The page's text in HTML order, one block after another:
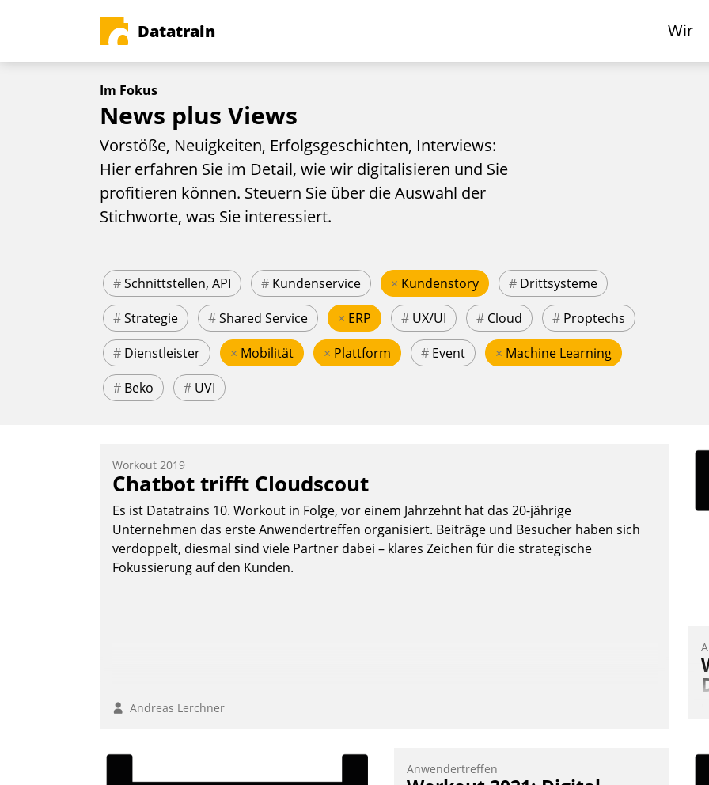
Datatrain Wir
Im Fokus
News plus Views
Vorstöße, Neuigkeiten, Erfolgsgeschichten, Interviews:
Hier erfahren Sie im Detail, wie wir digitalisieren und Sie
profitieren können. Steuern Sie über die Auswahl der
Stichworte, was Sie interessiert.
#Schnittstellen, API # Kundenservice × Kundenstory # Drittsysteme
#Strategie #Shared Service × ERP # UX/UI # Cloud # Proptechs
# Dienstleister × Mobilität × Plattform # Event × Machine Learning
# Beko # UVI
Workout 2019
Chatbot trifft Cloudscout
Es ist Datatrains 10. Workout in Folge, vor einem Jahrzehnt hat das 20-jährige
Unternehmen das erste Anwendertreffen organisiert. Beiträge und Besucher haben sich
verdoppelt, diesmal sind viele Partner dabei – klares Zeichen für die strategische
Fokussierung auf den Kunden.
Andreas Lerchner
Anwendertreffen